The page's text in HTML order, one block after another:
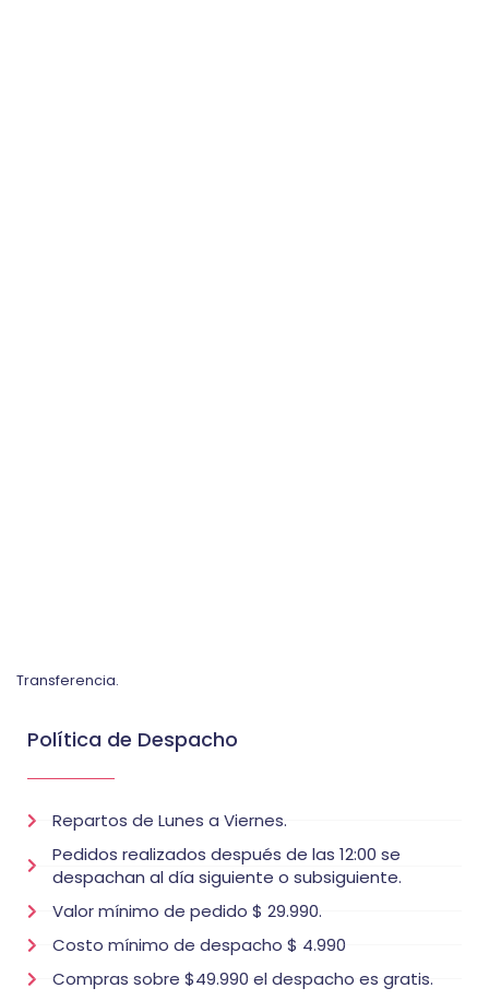
Transferencia.
Política de Despacho
Repartos de Lunes a Viernes.
Pedidos realizados después de las 12:00 se
despachan al día siguiente o subsiguiente.
Valor mínimo de pedido $ 29.990.
Costo mínimo de despacho $ 4.990
Compras sobre $49.990 el despacho es gratis.